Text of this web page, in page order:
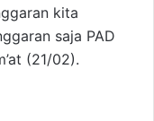
kita
saja PAD
(21/02).